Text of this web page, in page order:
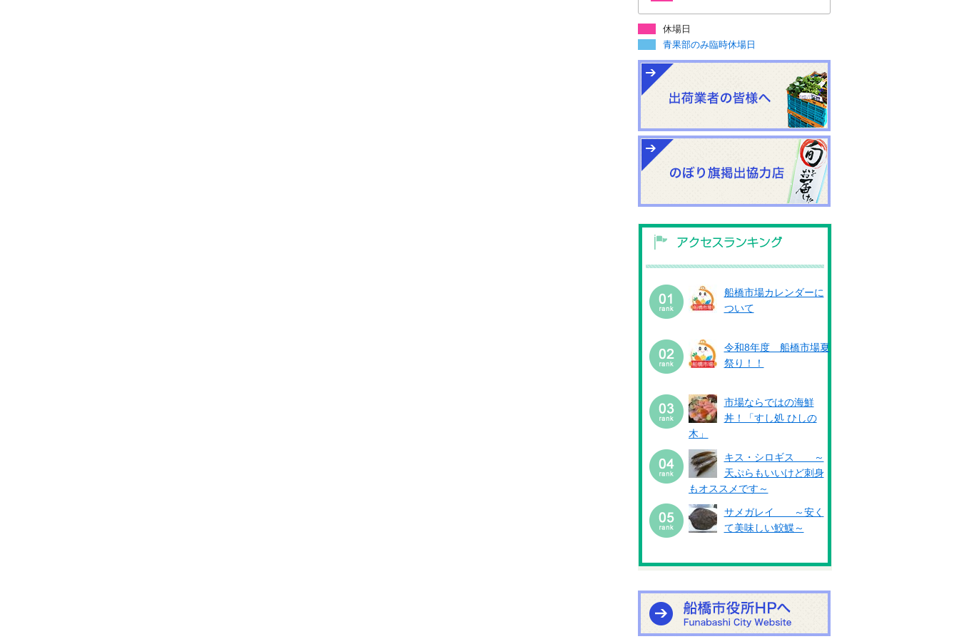
休場日
青果部のみ臨時休場日
船橋市場カレンダーに
ついて
令和8年度 船橋市場夏
祭り！！
市場ならではの海鮮
丼！「すし処 ひしの
木」
キス・シロギス ～
天ぷらもいいけど刺身
もオススメです～
サメガレイ ～安く
て美味しい鮫鰈～